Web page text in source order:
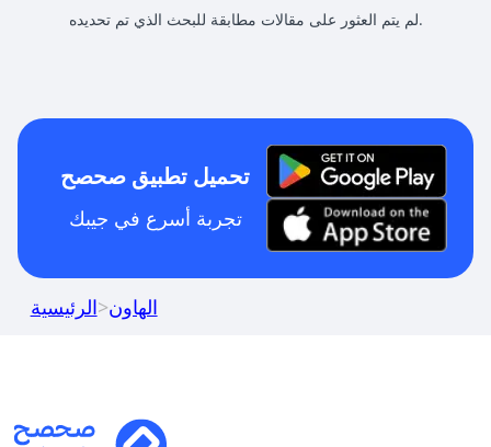
لم يتم العثور على مقالات مطابقة للبحث الذي تم تحديده.
تحميل تطبيق صحصح
تجربة أسرع في جيبك
الرئيسية>الهاون